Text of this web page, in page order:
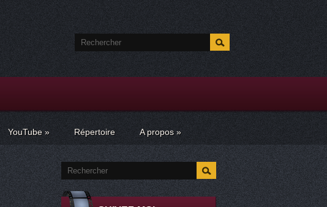
YouTube » Répertoire A propos »